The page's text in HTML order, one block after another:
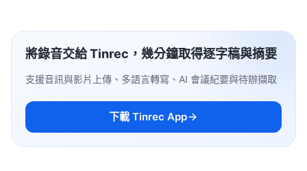
將錄音交給 Tinrec，幾分鐘取得逐字稿與摘要
支援音訊與影片上傳、多語言轉寫、AI 會議紀要與待辦擷取
下載 Tinrec App